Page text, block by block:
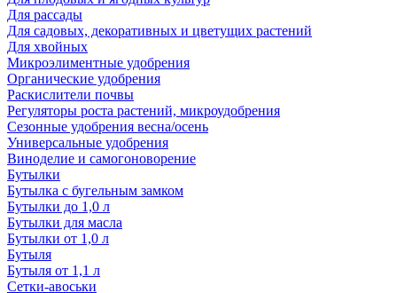
Для рассады
Для садовых, декоративных и цветущих растений
Для хвойных
Микроэлиментные удобрения
Органические удобрения
Раскислители почвы
Регуляторы роста растений, микроудобрения
Сезонные удобрения весна/осень
Универсальные удобрения
Виноделие и самогоноворение
Бутылки
Бутылка с бугельным замком
Бутылки до 1,0 л
Бутылки для масла
Бутылки от 1,0 л
Бутыля
Бутыля от 1,1 л
Сетки-авоськи